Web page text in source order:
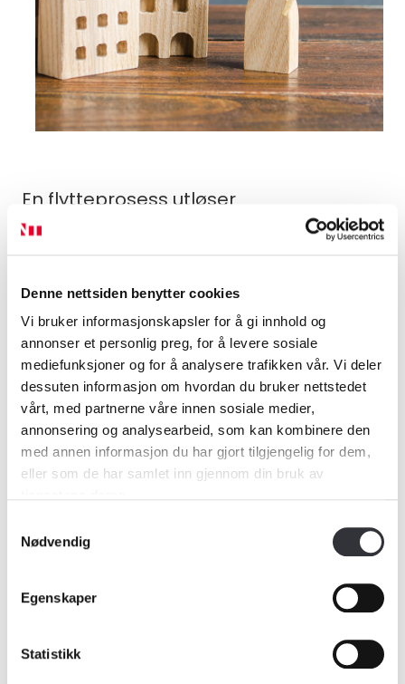
Denne nettsiden benytter cookies
Vi bruker informasjonskapsler for å gi innhold og
annonser et personlig preg, for å levere sosiale
mediefunksjoner og for å analysere trafikken vår. Vi deler
dessuten informasjon om hvordan du bruker nettstedet
vårt, med partnerne våre innen sosiale medier,
annonsering og analysearbeid, som kan kombinere den
med annen informasjon du har gjort tilgjengelig for dem,
eller som de har samlet inn gjennom din bruk av
Nødvendig
Egenskaper
Statistikk
En flytteprosess utløser
oppussingsarbeider
boligen skal
markedet), men også
etter
boligeier overtar og flytter inn. I løpet
av det første året etter overtagelse
gjennomføres betydelige innvendige
arbeider i boligen, og i løpet av det
andre året gjøres mye av de utvendige
Kjøpe, selge eller bytte bolig? Fi